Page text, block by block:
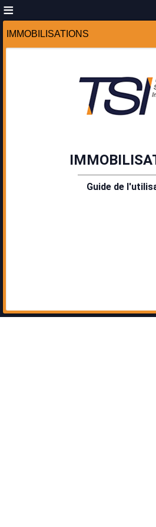
IMMOBILISATIONS
Guide de